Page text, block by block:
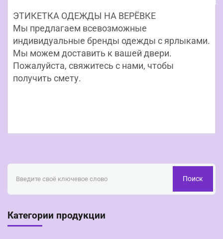
ЭТИКЕТКА ОДЕЖДЫ НА ВЕРЁВКЕ
Мы предлагаем всевозможные
индивидуальные бренды одежды с ярлыками.
Мы можем доставить к вашей двери.
Пожалуйста, свяжитесь с нами, чтобы
получить смету.
Поиск
Категории продукции